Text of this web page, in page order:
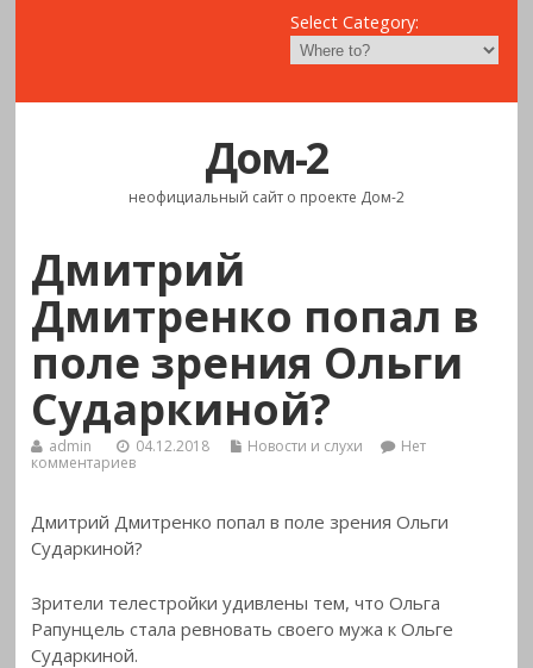
Select Category:
Дом-2
неофициальный сайт о проекте Дом-2
Дмитрий
Дмитренко попал в
поле зрения Ольги
Сударкиной?
admin 04.12.2018 Новости и слухи
Нет
комментариев
Дмитрий Дмитренко попал в поле зрения Ольги
Сударкиной?
Зрители телестройки удивлены тем, что Ольга
Рапунцель стала ревновать своегомужа к Ольге
Сударкиной.